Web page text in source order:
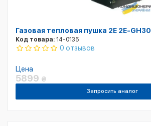
Газовая тепловая пушка 2E 2E-GH30
Код товара: 14-0135
0 отзывов
Цена
5899 ₴
Запросить аналог